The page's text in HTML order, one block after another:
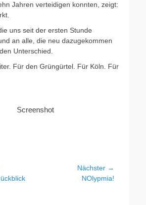
Jahren verteidigen konnten, zeigt:
uns seit der ersten Stunde
an alle, die neu dazugekommen
Unterschied.
Für den Grüngürtel. Für Köln. Für
Screenshot
Nächster →
NOlypmia!